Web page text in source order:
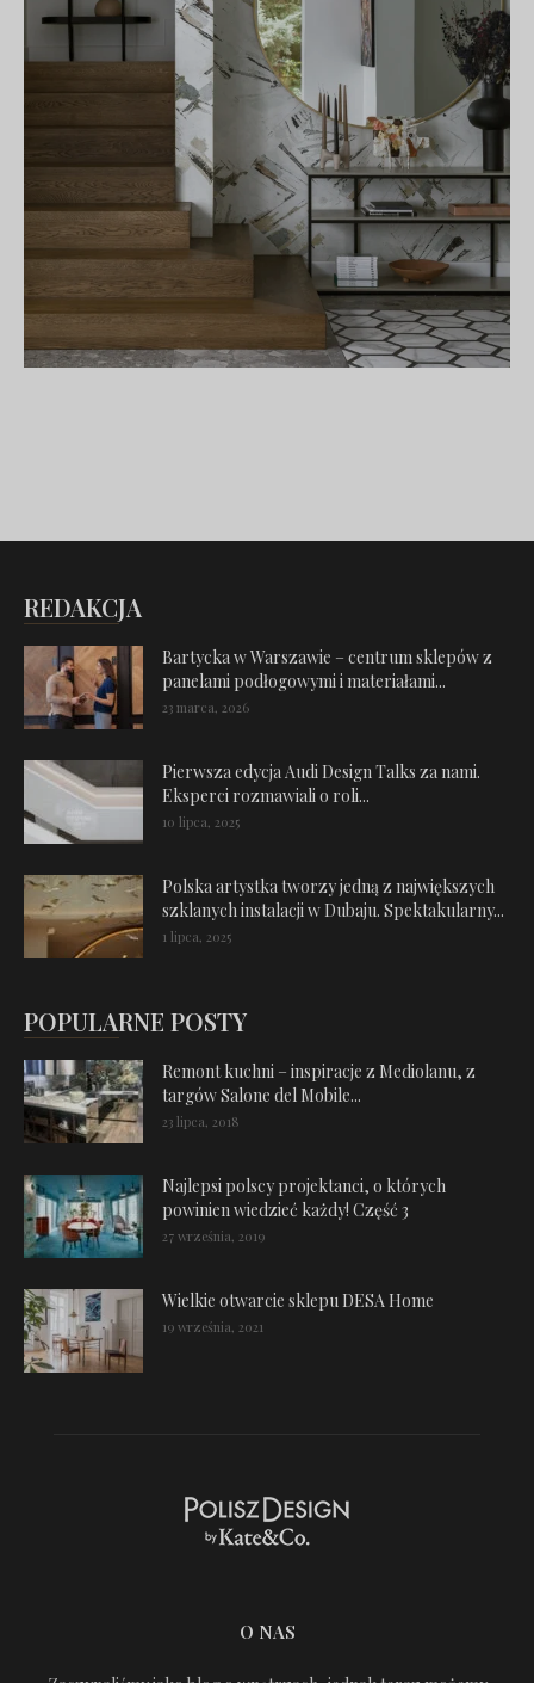
REDAKCJA
Bartycka w Warszawie – centrum sklepów z
panelami podłogowymi i materiałami...
23 marca, 2026
Pierwsza edycja Audi Design Talks za nami.
Eksperci rozmawiali o roli...
10 lipca, 2025
Polska artystka tworzy jedną z największych
szklanych instalacji w Dubaju. Spektakularny...
1 lipca, 2025
POPULARNE POSTY
Remont kuchni – inspiracje z Mediolanu, z
targów Salone del Mobile...
23 lipca, 2018
Najlepsi polscy projektanci, o których
powinien wiedzieć każdy! Część 3
27 września, 2019
Wielkie otwarcie sklepu DESA Home
19 września, 2021
O NAS